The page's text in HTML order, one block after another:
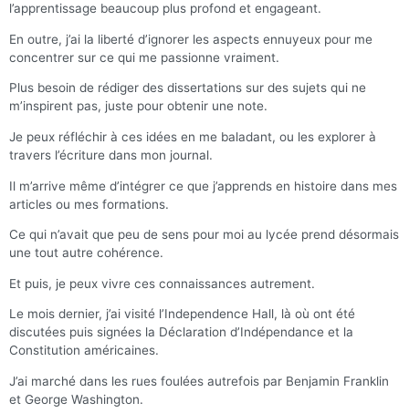
l’apprentissage beaucoup plus profond et engageant.
En outre, j’ai la liberté d’ignorer les aspects ennuyeux pour me
concentrer sur ce qui me passionne vraiment.
Plus besoin de rédiger des dissertations sur des sujets qui ne
m’inspirent pas, juste pour obtenir une note.
Je peux réfléchir à ces idées en me baladant, ou les explorer à
travers l’écriture dans mon journal.
Il m’arrive même d’intégrer ce que j’apprends en histoire dans mes
articles ou mes formations.
Ce qui n’avait que peu de sens pour moi au lycée prend désormais
une tout autre cohérence.
Et puis, je peux vivre ces connaissances autrement.
Le mois dernier, j’ai visité l’Independence Hall, là où ont été
discutées puis signées la Déclaration d’Indépendance et la
Constitution américaines.
J’ai marché dans les rues foulées autrefois par Benjamin Franklin
et George Washington.